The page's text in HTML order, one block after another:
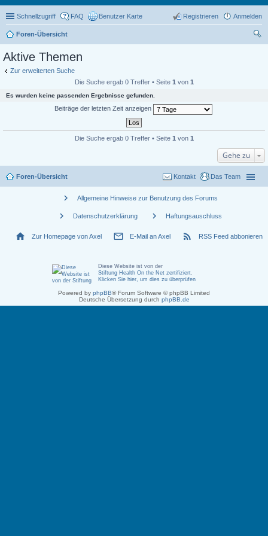
Schnellzugriff FAQ Benutzer Karte Anmelden
Registrieren
Foren-Übersicht
Aktive Themen
Zur erweiterten Suche
Die Suche ergab 0 Treffer • Seite 1 von 1
Es wurden keine passenden Ergebnisse gefunden.
Beiträge der letzten Zeit anzeigen
Die Suche ergab 0 Treffer • Seite 1 von 1
Gehe zu
Foren-Übersicht Das Team
Kontakt
chevron_right Allgemeine Hinweise zur Benutzung des Forums
chevron_right Datenschutzerklärung chevron_right Haftungsauschluss
home Zur Homepage von Axel mail_outline E-Mail an Axel rss_feed RSS Feed abbonieren
Diese Website ist von der
Stiftung Health On the Net zertifiziert
Klicken Sie hier, um dies zu überprüfen
Powered by phpBB® Forum Software © phpBB Limited
Deutsche Übersetzung durch phpBB.de